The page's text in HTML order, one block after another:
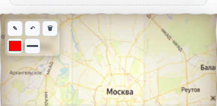
Интерактивная карта автомобильного маршрута из города
✎ ↶ 🗑